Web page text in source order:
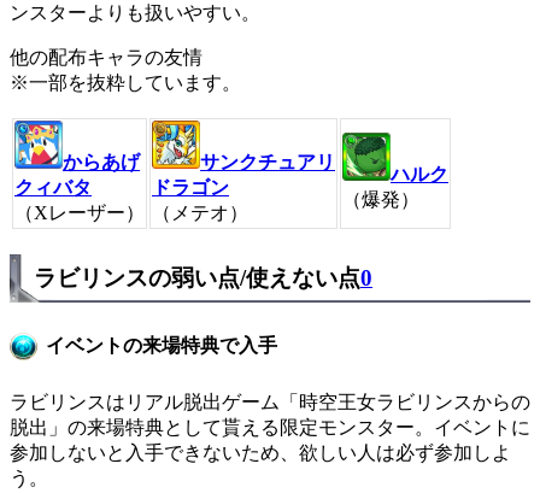
ンスターよりも扱いやすい。
他の配布キャラの友情
※一部を抜粋しています。
からあげ
クィバタ
（Xレーザー）
サンクチュアリ
ドラゴン
（メテオ）
ハルク
（爆発）
ラビリンスの弱い点/使えない点0
イベントの来場特典で入手
ラビリンスはリアル脱出ゲーム「時空王女ラビリンスからの
脱出」の来場特典として貰える限定モンスター。イベントに
参加しないと入手できないため、欲しい人は必ず参加しよ
う。